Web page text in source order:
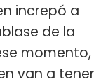
increpó a
de la
momento,
van a tener